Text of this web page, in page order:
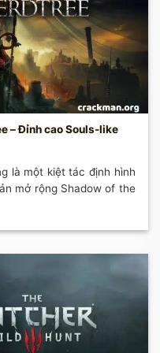
– Đỉnh cao Souls-like
là một kiệt tác định hình
mở rộng Shadow of the